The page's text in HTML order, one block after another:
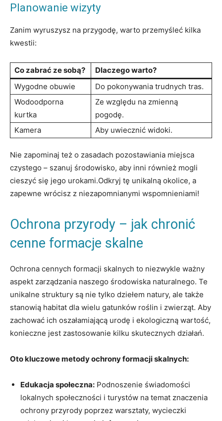
Planowanie wizyty
Zanim wyruszysz na przygodę, warto przemyśleć kilka
kwestii:
Co zabrać ze sobą?
Dlaczego warto?
Wygodne obuwie
Do pokonywania trudnych tras.
Wodoodporna
kurtka
Ze względu na zmienną
pogodę.
Kamera
Aby uwiecznić widoki.
Nie zapominaj też o zasadach pozostawiania miejsca
czystego – szanuj środowisko, aby inni również mogli
cieszyć się jego urokami.Odkryj tę unikalną okolice, a
zapewne wrócisz z niezapomnianymi wspomnieniami!
Ochrona przyrody – jak chronić
cenne formacje skalne
Ochrona cennych formacji skalnych to niezwykle ważny
aspekt zarządzania naszego środowiska naturalnego. Te
unikalne struktury są nie tylko dziełem natury, ale także
stanowią habitat dla wielu gatunków roślin i zwierząt. Aby
zachować ich oszałamiającą urodę i ekologiczną wartość,
konieczne jest zastosowanie kilku skutecznych działań.
Oto kluczowe metody ochrony formacji skalnych:
Edukacja społeczna: Podnoszenie świadomości
lokalnych społeczności i turystów na temat znaczenia
ochrony przyrody poprzez warsztaty, wycieczki